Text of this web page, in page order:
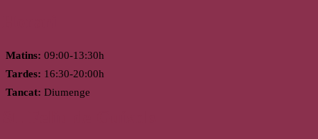
Matins: 09:00-13:30h
Tardes: 16:30-20:00h
Tancat: Diumenge